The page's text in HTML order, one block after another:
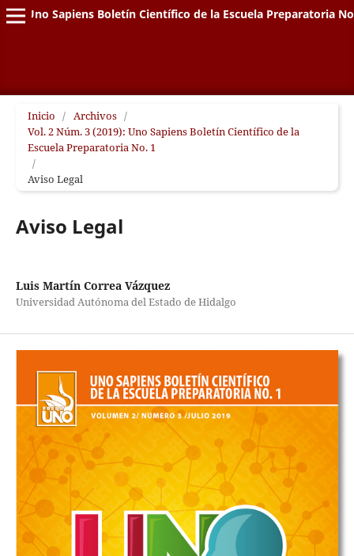
Uno Sapiens Boletín Científico de la Escuela Preparatoria
Inicio / Archivos /
Vol. 2 Núm. 3 (2019): Uno Sapiens Boletín Científico de la
Escuela Preparatoria No. 1
/
Aviso Legal
Aviso Legal
Luis Martín Correa Vázquez
Universidad Autónoma del Estado de Hidalgo